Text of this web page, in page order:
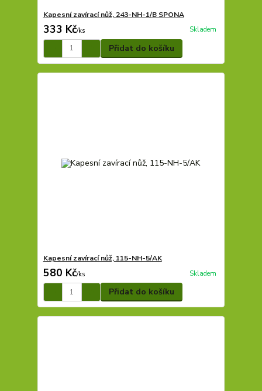
Kapesní zavírací nůž, 243-NH-1/B SPONA
333 Kč/ks Skladem
Přidat do košíku
Kapesní zavírací nůž, 115-NH-5/AK
580 Kč/ks Skladem
Přidat do košíku